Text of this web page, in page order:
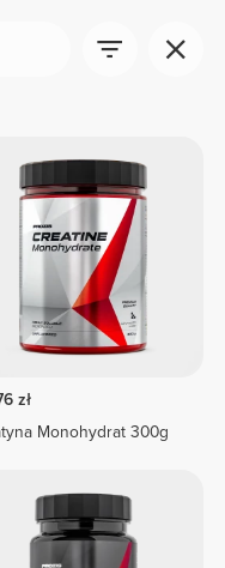
zł
Monohydrat 300g